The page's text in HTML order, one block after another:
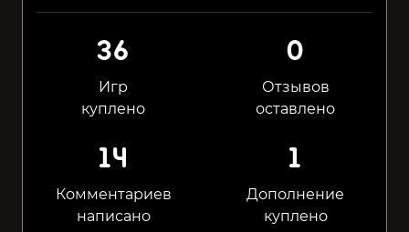
36
Игр
куплено
0
Отзывов
оставлено
14
Комментариев
написано
1
Дополнение
куплено